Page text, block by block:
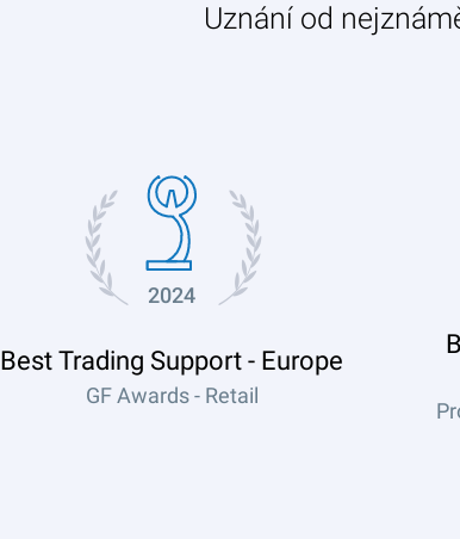
Uznání od
2024
Best Trading Support - Europe
GF Awards - Retail